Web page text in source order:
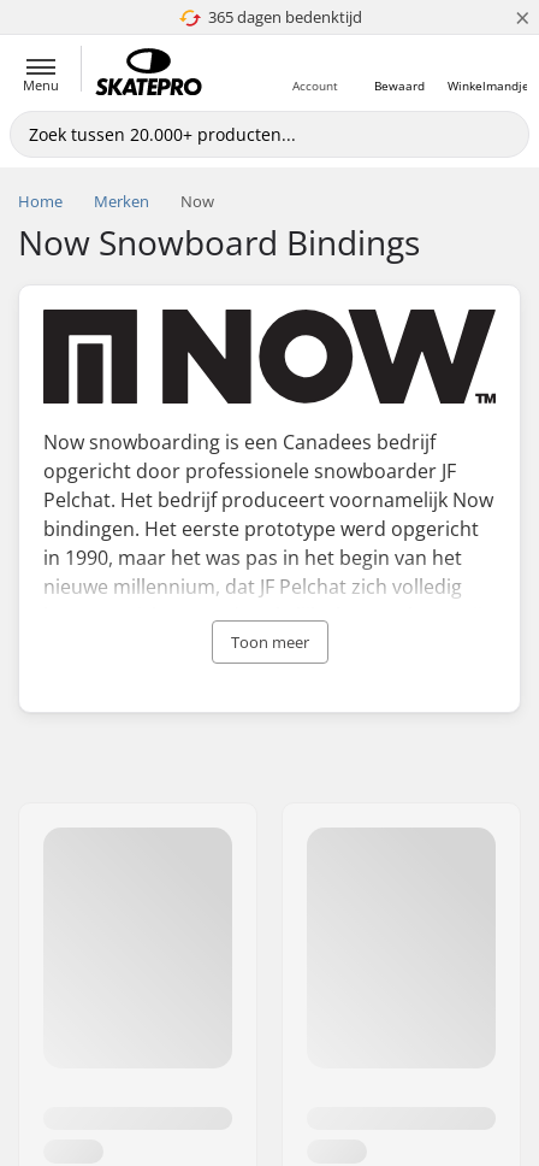
365 dagen bedenktijd
4.8 van 5 ×
Menu Winkelmandje
Bewaard
Account
Home Merken Now
Now Snowboard Bindings
Now snowboarding is een Canadees bedrijf
opgericht door professionele snowboarder JF
Pelchat. Het bedrijf produceert voornamelijk Now
bindingen. Het eerste prototype werd opgericht
in 1990, maar het was pas in het begin van het
nieuwe millennium, dat JF Pelchat zich volledig
begon te richten op de zakelijke kant en kreeg zijn
eerste patent. Sindsdien werkt Pelchat samen
in Whistler, Canada.
Toon meer